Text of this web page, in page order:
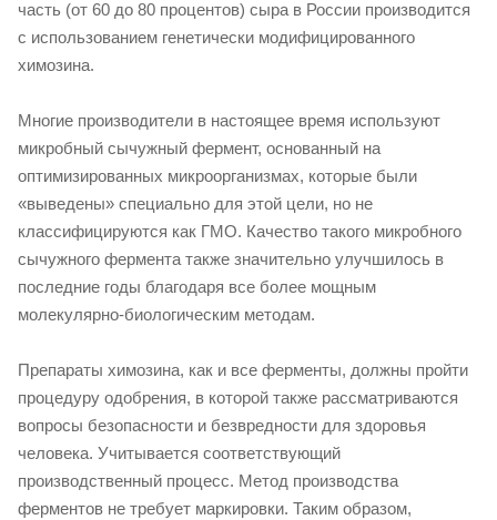
часть (от 60 до 80 процентов) сыра в России производится
с использованием генетически модифицированного
химозина.
Многие производители в настоящее время используют
микробный сычужный фермент, основанный на
оптимизированных микроорганизмах, которые были
«выведены» специально для этой цели, но не
классифицируются как ГМО. Качество такого микробного
сычужного фермента также значительно улучшилось в
последние годы благодаря все более мощным
молекулярно-биологическим методам.
Препараты химозина, как и все ферменты, должны пройти
процедуру одобрения, в которой также рассматриваются
вопросы безопасности и безвредности для здоровья
человека. Учитывается соответствующий
производственный процесс. Метод производства
ферментов не требует маркировки. Таким образом,